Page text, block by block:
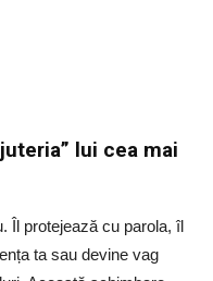
lui cea mai
Îl protejează cu parola, îl
ta sau devine vag